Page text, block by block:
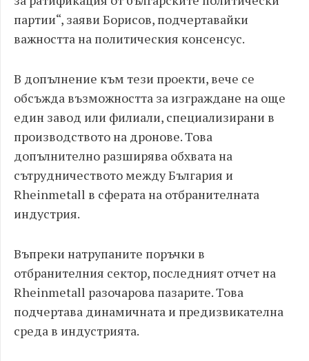
партии“, заяви Борисов, подчертавайки
важността на политическия консенсус.
В допълнение към тези проекти, вече се
обсъжда възможността за изграждане на още
един завод или филиали, специализирани в
производството на дронове. Това
допълнително разширява обхвата на
сътрудничеството между България и
Rheinmetall в сферата на отбранителната
индустрия.
Въпреки натрупаните поръчки в
отбранителния сектор, последният отчет на
Rheinmetall разочарова пазарите. Това
подчертава динамичната и предизвикателна
среда в индустрията.